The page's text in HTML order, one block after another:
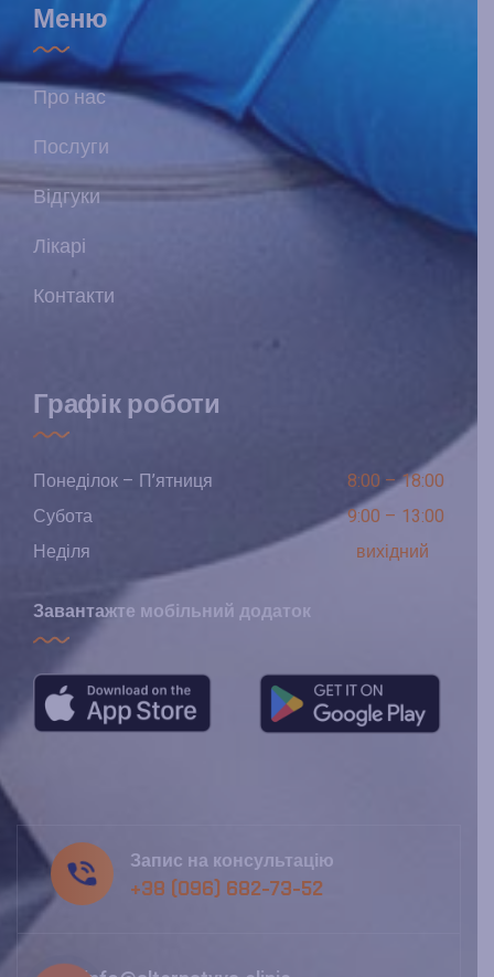
Меню
Про нас
Послуги
Відгуки
Лікарі
Контакти
Графік роботи
Понеділок – П’ятниця
8:00 – 18:00
Субота
9:00 – 13:00
Неділя
вихідний
Завантажте мобільний додаток
Запис на консультацію
+38 (096) 682-73-52